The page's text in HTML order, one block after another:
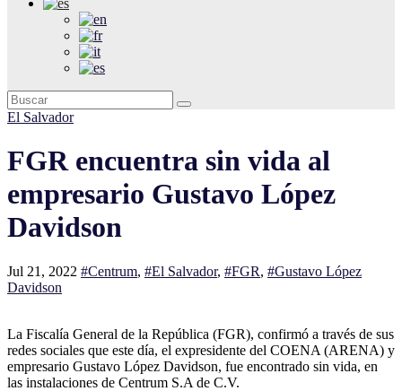
El Salvador
FGR encuentra sin vida al
empresario Gustavo López
Davidson
Jul 21, 2022 #Centrum, #El Salvador, #FGR, #Gustavo López
Davidson
La Fiscalía General de la República (FGR), confirmó a través de sus
redes sociales que este día, el expresidente del COENA (ARENA) y
empresario Gustavo López Davidson, fue encontrado sin vida, en
las instalaciones de Centrum S.A de C.V.